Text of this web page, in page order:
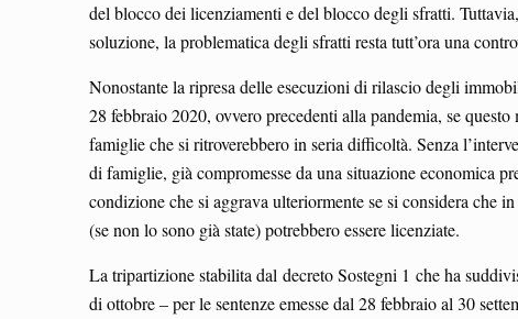
del blocco dei licenziamenti e del blocco degli sfratti.
soluzione, la problematica degli sfratti resta tutt’ora una
Nonostante la ripresa delle esecuzioni di rilascio degli
28 febbraio 2020, ovvero precedenti alla pandemia, se
famiglie che si ritroverebbero in seria difficoltà. Senza
di famiglie, già compromesse da una situazione economica
condizione che si aggrava ulteriormente se si considera che
(se non lo sono già state) potrebbero essere licenziate.
La tripartizione stabilita dal decreto Sostegni 1 che ha
di ottobre – per le sentenze emesse dal 28 febbraio al 30